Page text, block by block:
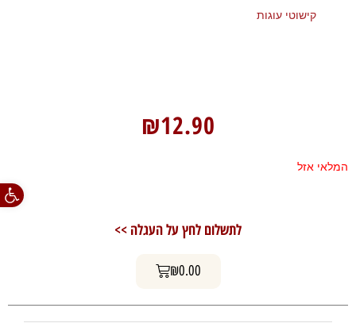
פתח
קישוטי עוגות
₪12.90
המלאי אזל
לתשלום לחץ על העגלה >>
₪0.00 עגלת קניות